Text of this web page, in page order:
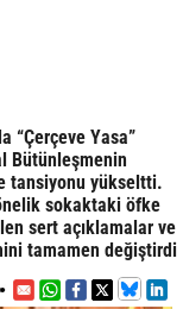
“Çerçeve Yasa”
Bütünleşmenin
tansiyonu yükseltti.
sokaktaki öfke
sert açıklamalar ve
tamamen değiştirdi